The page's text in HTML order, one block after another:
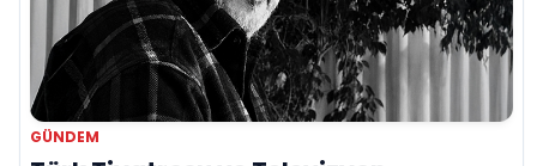
GÜNDEM